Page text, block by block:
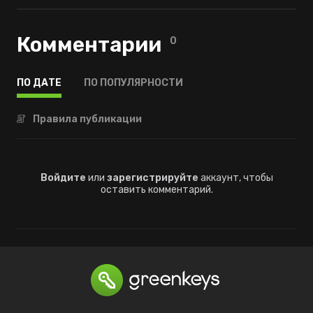
Комментарии 0
ПО ДАТЕ ПО ПОПУЛЯРНОСТИ
Правила публикации
Войдите или зарегистрируйте аккаунт, чтобы
оставить комментарий.